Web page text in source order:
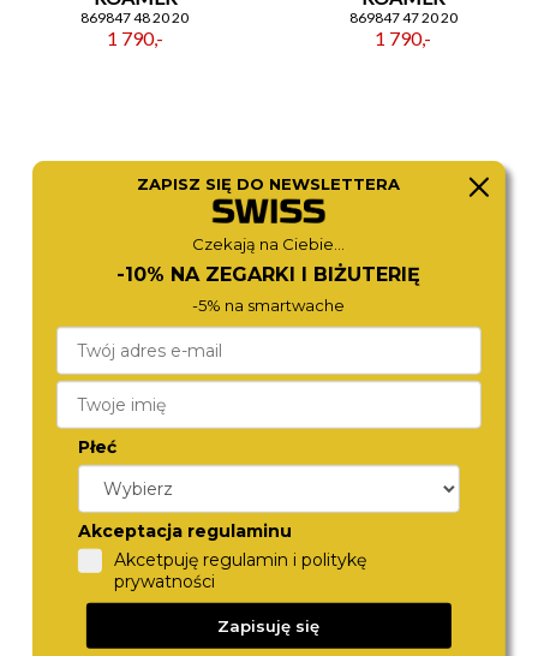
869847 48 20 20
1 790,-
869847 47 20 20
1 790,-
ROAMER
547857 48 25 50
1 980,-
MK7540
ZAPISZ SIĘ DO NEWSLETTERA
Czekają na Ciebie...
-10% NA ZEGARKI I BIŻUTERIĘ
-5% na smartwache
Płeć
Akceptacja regulaminu
Akcetpuję regulamin i politykę
prywatności
Zapisuję się